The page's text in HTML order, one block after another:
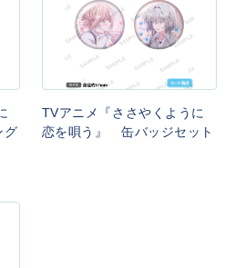
グ
TVアニメ『ささやくように
恋を唄う』 缶バッジセット